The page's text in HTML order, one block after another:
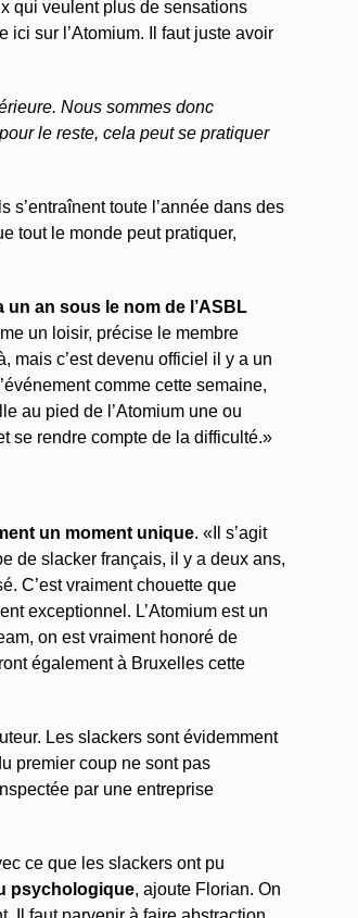
qui veulent plus de sensations
ici sur l’Atomium. Il faut juste avoir
Nous sommes donc
le reste, cela peut se pratiquer
s’entraînent toute l’année dans des
tout le monde peut pratiquer,
an sous le nom de l’ASBL
un loisir, précise le membre
mais c’est devenu officiel il y a un
comme cette semaine,
au pied de l’Atomium une ou
se rendre compte de la difficulté.»
un moment unique. «Il s’agit
de slacker français, il y a deux ans,
C’est vraiment chouette que
exceptionnel. L’Atomium est un
on est vraiment honoré de
également à Bruxelles cette
Les slackers sont évidemment
premier coup ne sont pas
par une entreprise
ce que les slackers ont pu
psychologique, ajoute Florian. On